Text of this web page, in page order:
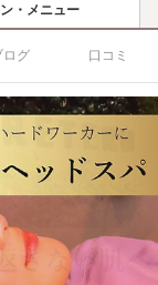
・メニュー
ログ 口コミ